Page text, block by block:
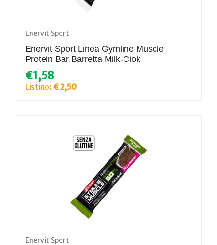
Enervit Sport
Enervit Sport Linea Gymline Muscle
Protein Bar Barretta Milk-Ciok
€1,58
Listino: € 2,50
Enervit Sport